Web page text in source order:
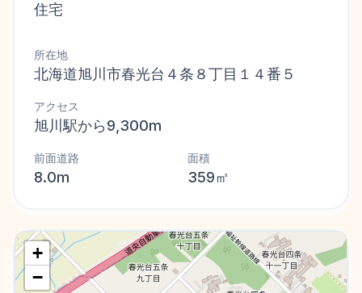
住宅
所在地
北海道旭川市春光台４条８丁目１４番５
アクセス
旭川駅から9,300m
前面道路
8.0m
面積
359㎡
+
−